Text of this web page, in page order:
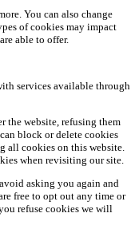
You can also change
of cookies may impact
able to offer.
services available through
the website, refusing them
block or delete cookies
all cookies on this website.
when revisiting our site.
asking you again and
free to opt out any time or
refuse cookies we will